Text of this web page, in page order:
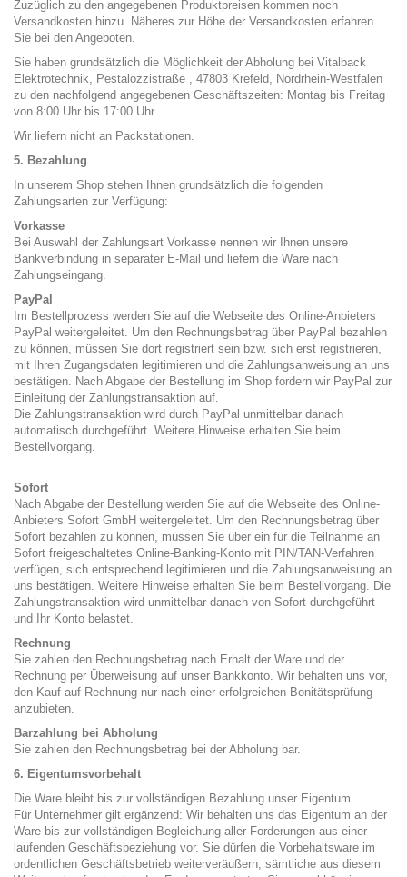
Zuzüglich zu den angegebenen Produktpreisen kommen noch
Versandkosten hinzu. Näheres zur Höhe der Versandkosten erfahren
Sie bei den Angeboten.
Sie haben grundsätzlich die Möglichkeit der Abholung bei Vitalback
Elektrotechnik, Pestalozzistraße , 47803 Krefeld, Nordrhein-Westfalen
zu den nachfolgend angegebenen Geschäftszeiten: Montag bis Freitag
von 8:00 Uhr bis 17:00 Uhr.
Wir liefern nicht an Packstationen.
5. Bezahlung
In unserem Shop stehen Ihnen grundsätzlich die folgenden
Zahlungsarten zur Verfügung:
Vorkasse
Bei Auswahl der Zahlungsart Vorkasse nennen wir Ihnen unsere
Bankverbindung in separater E-Mail und liefern die Ware nach
Zahlungseingang.
PayPal
Im Bestellprozess werden Sie auf die Webseite des Online-Anbieters
PayPal weitergeleitet. Um den Rechnungsbetrag über PayPal bezahlen
zu können, müssen Sie dort registriert sein bzw. sich erst registrieren,
mit Ihren Zugangsdaten legitimieren und die Zahlungsanweisung an uns
bestätigen. Nach Abgabe der Bestellung im Shop fordern wir PayPal zur
Einleitung der Zahlungstransaktion auf.
Die Zahlungstransaktion wird durch PayPal unmittelbar danach
automatisch durchgeführt. Weitere Hinweise erhalten Sie beim
Bestellvorgang.
Sofort
Nach Abgabe der Bestellung werden Sie auf die Webseite des Online-
Anbieters Sofort GmbH weitergeleitet. Um den Rechnungsbetrag über
Sofort bezahlen zu können, müssen Sie über ein für die Teilnahme an
Sofort freigeschaltetes Online-Banking-Konto mit PIN/TAN-Verfahren
verfügen, sich entsprechend legitimieren und die Zahlungsanweisung an
uns bestätigen. Weitere Hinweise erhalten Sie beim Bestellvorgang. Die
Zahlungstransaktion wird unmittelbar danach von Sofort durchgeführt
und Ihr Konto belastet.
Rechnung
Sie zahlen den Rechnungsbetrag nach Erhalt der Ware und der
Rechnung per Überweisung auf unser Bankkonto. Wir behalten uns vor,
den Kauf auf Rechnung nur nach einer erfolgreichen Bonitätsprüfung
anzubieten.
Barzahlung bei Abholung
Sie zahlen den Rechnungsbetrag bei der Abholung bar.
6. Eigentumsvorbehalt
Die Ware bleibt bis zur vollständigen Bezahlung unser Eigentum.
Für Unternehmer gilt ergänzend: Wir behalten uns das Eigentum an der
Ware bis zur vollständigen Begleichung aller Forderungen aus einer
laufenden Geschäftsbeziehung vor. Sie dürfen die Vorbehaltsware im
ordentlichen Geschäftsbetrieb weiterveräußern; sämtliche aus diesem